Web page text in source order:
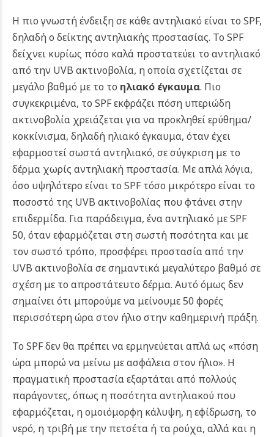
Η πιο γνωστή ένδειξη σε κάθε αντηλιακό είναι το SPF,
δηλαδή ο δείκτης αντηλιακής προστασίας. Το SPF
δείχνει κυρίως πόσο καλά προστατεύει το αντηλιακό
από την UVB ακτινοβολία, η οποία σχετίζεται σε
μεγάλο βαθμό με το το ηλιακό έγκαυμα. Πιο
συγκεκριμένα, το SPF εκφράζει πόση υπεριώδη
ακτινοβολία χρειάζεται για να προκληθεί ερύθημα/
κοκκίνισμα, δηλαδή ηλιακό έγκαυμα, όταν έχει
εφαρμοστεί σωστά αντηλιακό, σε σύγκριση με το
δέρμα χωρίς αντηλιακή προστασία. Με απλά λόγια,
όσο υψηλότερο είναι το SPF τόσο μικρότερο είναι το
ποσοστό της UVB ακτινοβολίας που φτάνει στην
επιδερμίδα. Για παράδειγμα, ένα αντηλιακό με SPF
50, όταν εφαρμόζεται στη σωστή ποσότητα και με
τον σωστό τρόπο, προσφέρει προστασία από την
UVB ακτινοβολία σε σημαντικά μεγαλύτερο βαθμό σε
σχέση με το απροστάτευτο δέρμα. Αυτό όμως δεν
σημαίνει ότι μπορούμε να μείνουμε 50 φορές
περισσότερη ώρα στον ήλιο στην καθημερινή πράξη.
Το SPF δεν θα πρέπει να ερμηνεύεται απλά ως «πόση
ώρα μπορώ να μείνω με ασφάλεια στον ήλιο». Η
πραγματική προστασία εξαρτάται από πολλούς
παράγοντες, όπως η ποσότητα αντηλιακού που
εφαρμόζεται, η ομοιόμορφη κάλυψη, η εφίδρωση, το
νερό, η τριβή με την πετσέτα ή τα ρούχα, αλλά και η